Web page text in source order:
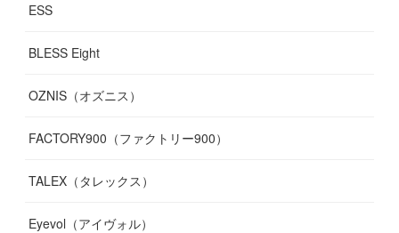
ESS
BLESS Eight
OZNIS（オズニス）
FACTORY900（ファクトリー900）
TALEX（タレックス）
Eyevol（アイヴォル）